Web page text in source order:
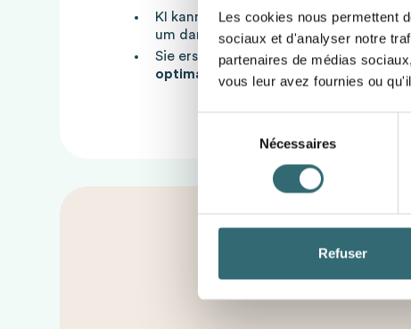
Les cookies nous permettent
sociaux et d'analyser notre
partenaires de médias
vous leur avez fournies ou
consentement
Nécessaires
Refuser
KI kann mit relevanten Daten
um darausHandlungsempfehlungen
Sie erstelltpräzise Prognosen zur
optimale Bestellmenge zum richtigen